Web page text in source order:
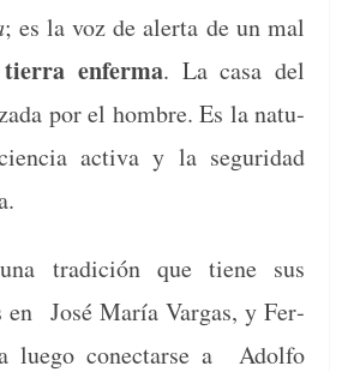
; es la voz de aler­ta de un mal
enfer­ma. La casa del
por el hom­bre. Es la nat­u­
acti­va y la seguri­dad
tradi­ción que tiene sus
en José María Var­gas, y Fer­
luego conec­tarse a Adol­fo